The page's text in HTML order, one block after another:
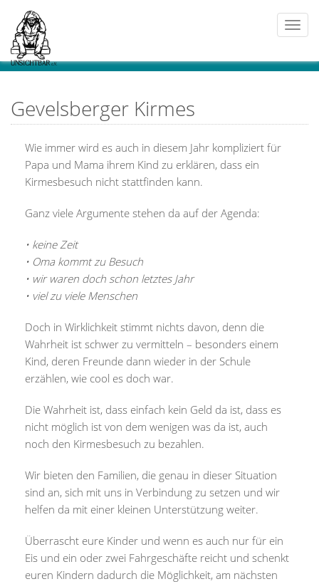
Gevelsberger Kirmes
Wie immer wird es auch in diesem Jahr kompliziert für
Papa und Mama ihrem Kind zu erklären, dass ein
Kirmesbesuch nicht stattfinden kann.
Ganz viele Argumente stehen da auf der Agenda:
• keine Zeit
• Oma kommt zu Besuch
• wir waren doch schon letztes Jahr
• viel zu viele Menschen
Doch in Wirklichkeit stimmt nichts davon, denn die
Wahrheit ist schwer zu vermitteln – besonders einem
Kind, deren Freunde dann wieder in der Schule
erzählen, wie cool es doch war.
Die Wahrheit ist, dass einfach kein Geld da ist, dass es
nicht möglich ist von dem wenigen was da ist, auch
noch den Kirmesbesuch zu bezahlen.
Wir bieten den Familien, die genau in dieser Situation
sind an, sich mit uns in Verbindung zu setzen und wir
helfen da mit einer kleinen Unterstützung weiter.
Überrascht eure Kinder und wenn es auch nur für ein
Eis und ein oder zwei Fahrgeschäfte reicht und schenkt
euren Kindern dadurch die Möglichkeit, am nächsten